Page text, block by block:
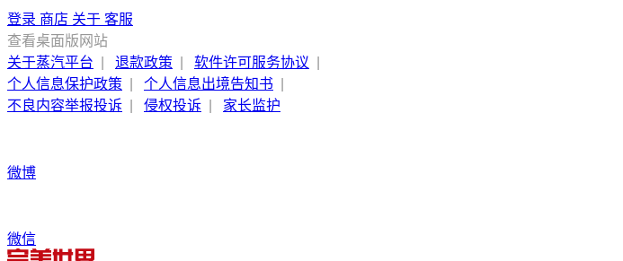
登录 商店 关于 客服
查看桌面版网站
关于蒸汽平台
退款政策 软件许可服务协议
个人信息保护政策
个人信息出境告知书
不良内容举报投诉
侵权投诉 家长监护
微博
微信